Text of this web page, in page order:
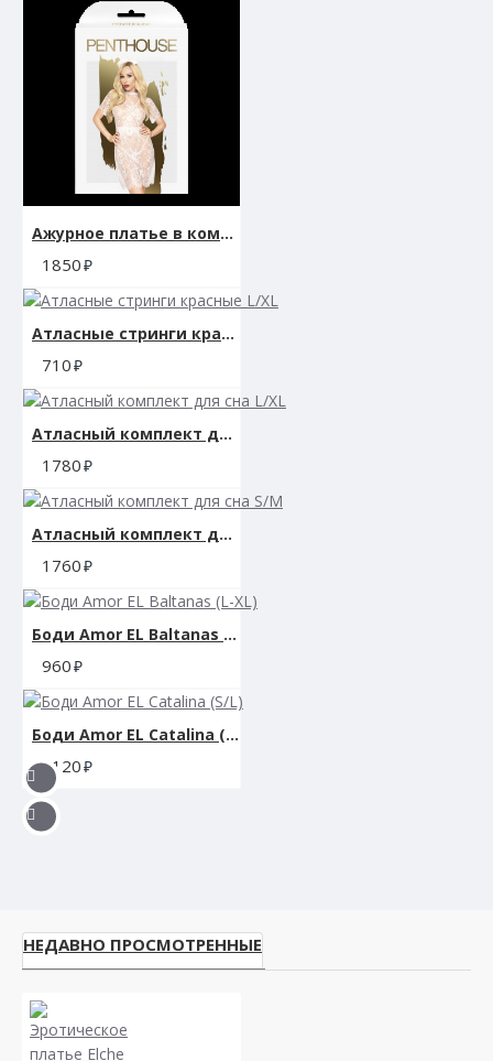
Ажурное платье в комплекте с трусиками и повязкой ""Poison cookie"" белый (S/M)
1850
Атласные стринги красные L/XL
710
Атласный комплект для сна L/XL
1780
Атласный комплект для сна S/M
1760
Боди Amor EL Baltanas (L-XL)
960
Боди Amor EL Catalina (S/L)
1120
НЕДАВНО ПРОСМОТРЕННЫЕ